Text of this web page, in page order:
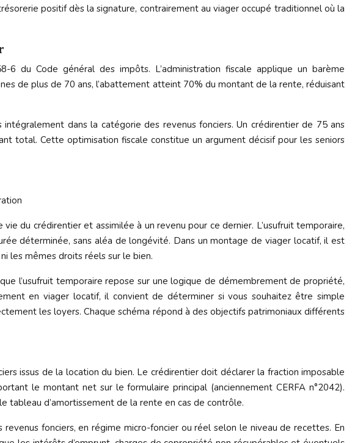
positif dès la signature, contrairement au viager occupé traditionnel où la
6 du Code général des impôts. L’administration fiscale applique un barème
de plus de 70 ans, l’abattement atteint 70% du montant de la rente, réduisant
dans la catégorie des revenus fonciers. Un crédirentier de 75 ans
total. Cette optimisation fiscale constitue un argument décisif pour les seniors
du crédirentier et assimilée à un revenu pour ce dernier. L’usufruit temporaire,
déterminée, sans aléa de longévité. Dans un montage de viager locatif, il est
les mêmes droits réels sur le bien.
l’usufruit temporaire repose sur une logique de démembrement de propriété,
en viager locatif, il convient de déterminer si vous souhaitez être simple
les loyers. Chaque schéma répond à des objectifs patrimoniaux différents
issus de la location du bien. Le crédirentier doit déclarer la fraction imposable
le montant net sur le formulaire principal (anciennement CERFA n°2042).
tableau d’amortissement de la rente en cas de contrôle.
fonciers, en régime micro-foncier ou réel selon le niveau de recettes. En